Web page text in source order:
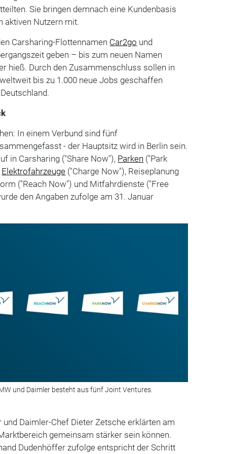
Sie bringen demnach eine Kundenbasis
aktiven Nutzern mit.
Carsharing-Flottennamen Car2go und
geben – bis zum neuen Namen
hieß. Durch den Zusammenschluss sollen in
bis zu 1.000 neue Jobs geschaffen
In einem Verbund sind fünf
- der Hauptsitz wird in Berlin sein.
in Carsharing ("Share Now"), Parken ("Park
Elektrofahrzeuge ("Charge Now"), Reiseplanung
("Reach Now") und Mitfahrdienste ("Free
den Angaben zufolge am 31. Januar
und Daimler besteht aus fünf Joint Ventures.
und Daimler-Chef Dieter Zetsche erklärten am
gemeinsam stärker sein können.
Dudenhöffer zufolge entspricht der Schritt